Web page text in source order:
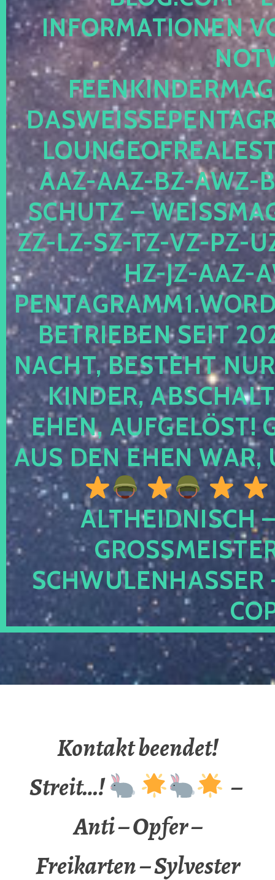
NFORMATIONEN
AZ-AAZ-BZ-AWZ-
CHUTZ –
-LZ-SZ-TZ-VZ-PZ-UZ-
-JZ-AAZ-
TRIEBEN SEIT 2024
CHT, BESTEHT NUR
NDER,
EN, AUFGELÖST!
S DEN EHEN WAR,
ALTHEIDNISCH
CHWULENHASSER
Kontakt beendet!
Streit…!
–
Anti – Opfer –
Freikarten – Sylvester